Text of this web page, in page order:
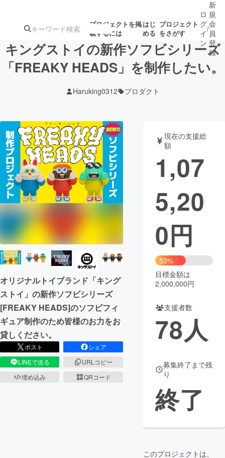
プロジェクトを掲
載するには
はじ
める
プロジェクト
をさがす
ジェクト
募集終了が近いプ
ロジェクト
アート・写真 音楽
テクノロジー・ガジェット ゲーム・サ
映像・映画
ビジネス・起業
まちづくり・地域活性化
CAMPFIRE for Social Good
CAMPFIRE Creation
CAMPFIREふるさと納税
コミュニティ
ロ
グ
イ
ン
/
新
規
会
員
登
録
キングストイの新作ソフビシリーズ
「FREAKY HEADS」を制作したい。
Haruking0312 プロダクト
オリジナルトイブランド「キング
ストイ」の新作ソフビシリーズ
[FREAKY HEADS]のソフビフィ
ギュア制作のため皆様のお力をお
貸しください。
ポスト
シェア
LINEで送る
URLコピー
埋め込み
QRコード
現在の支援総
額
1,07
5,20
0円
53%
目標金額は
2,000,000円
支援者数
78人
募集終了まで残
り
終了
このプロジェクトは、